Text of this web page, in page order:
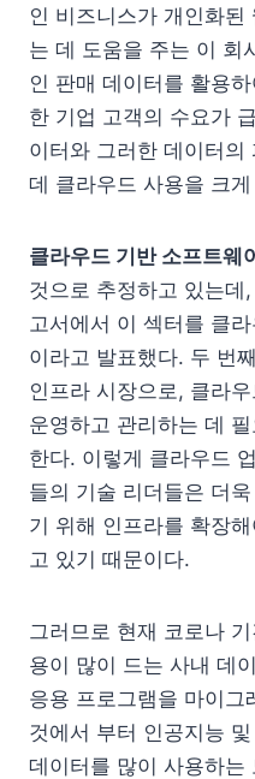
인 비즈니스가 개인화
는 데 도움을 주는 이 회
인 판매 데이터를 활용
한 기업 고객의 수요가
이터와 그러한 데이터의
데 클라우드 사용을 크
클라우드 기반 소프트웨
것으로 추정하고 있는데
고서에서 이 섹터를 클
이라고 발표했다. 두 번
인프라 시장으로, 클라
운영하고 관리하는 데
한다. 이렇게 클라우드
들의 기술 리더들은 더
기 위해 인프라를 확장
고 있기 때문이다.
그러므로 현재 코로나
용이 많이 드는 사내 데
응용 프로그램을 마이그
것에서 부터 인공지능
데이터를 많이 사용하는